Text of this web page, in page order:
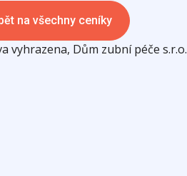
na všechny ceníky
vyhrazena, Dům zubní péče s.r.o.